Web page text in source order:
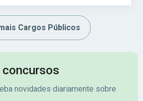
Cargos Públicos
novidades diariamente sobre